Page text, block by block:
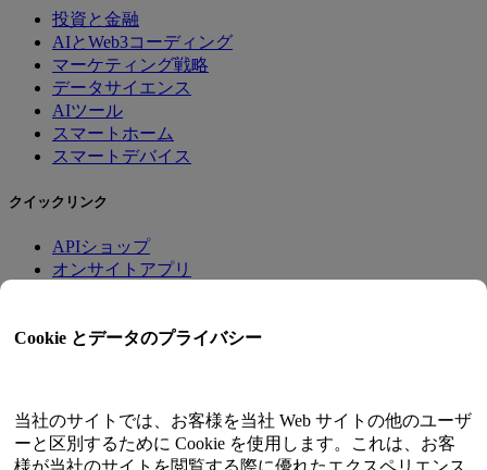
Cookie とデータのプライバシー
当社のサイトでは、お客様を当社 Web サイトの他のユーザ
ーと区別するために Cookie を使用します。これは、お客
投資と金融
AIとWeb3コーディング
マーケティング戦略
データサイエンス
AIツール
スマートホーム
スマートデバイス
クイックリンク
APIショップ
オンサイトアプリ
会員プログラム
ドキュメント
APIテスター